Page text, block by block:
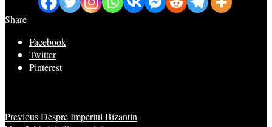
Share
Facebook
Twitter
Pinterest
PreviousDespre Imperiul Bizantin